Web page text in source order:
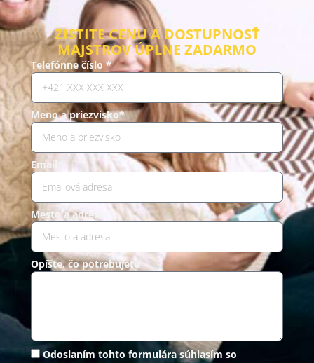
ZISTITE CENU A DOSTUPNOSŤ
MAJSTROV ÚPLNE ZADARMO
Telefónne číslo *
Meno a priezvisko*
Email*
Mesto a adresa *
Opíšte, čo potrebujete
Odoslaním tohto formulára súhlasím so